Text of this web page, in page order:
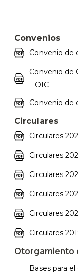
Convenios
Convenio de
Convenio de
– OIC
Convenio de
Circulares
Circulares
Circulares
Circulares
Circulares
Circulares
Circulares
Otorgamiento
Bases para